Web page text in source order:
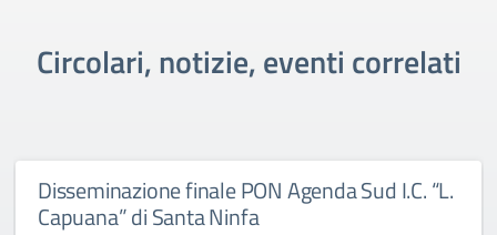
Circolari, notizie, eventi correlati
Disseminazione finale PON Agenda Sud I.C. “L.
Capuana” di Santa Ninfa